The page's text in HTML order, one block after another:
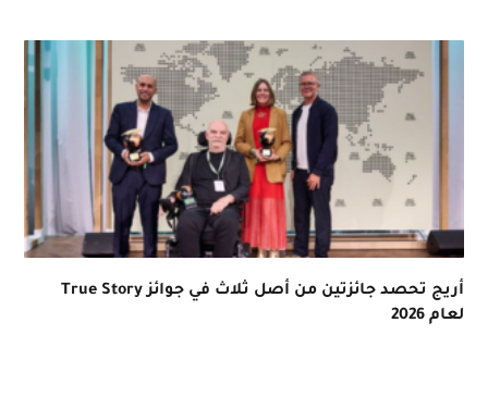
أريج تحصد جائزتين من أصل ثلاث في جوائز True Story
لعام 2026